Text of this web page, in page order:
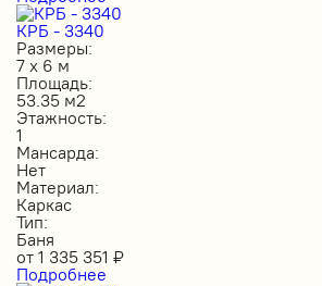
КРБ - 3340
Размеры:
7 х 6 м
Площадь:
53.35 м2
Этажность:
1
Мансарда:
Нет
Материал:
Каркас
Тип:
Баня
от 1 335 351 ₽
Подробнее